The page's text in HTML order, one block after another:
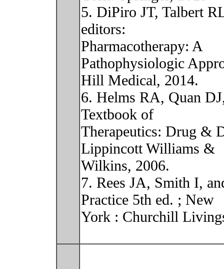
5. DiPiro JT, Talbert
editors:
Pharmacotherapy: A
Pathophysiologic
Hill Medical, 2014.
6. Helms RA, Quan
Textbook of
Therapeutics: Drug &
Lippincott Williams &
Wilkins, 2006.
7. Rees JA, Smith I,
Practice 5th ed. ; New
York : Churchill